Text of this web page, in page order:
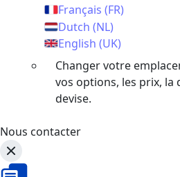
Français (FR)
Dutch (NL)
English (UK)
Changer votre
vos options, les prix, la
devise.
Nous contacter